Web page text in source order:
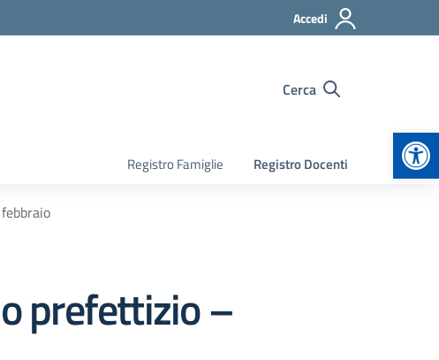
Accedi
Cerca
Registro Famiglie Registro Docenti
prefettizio –